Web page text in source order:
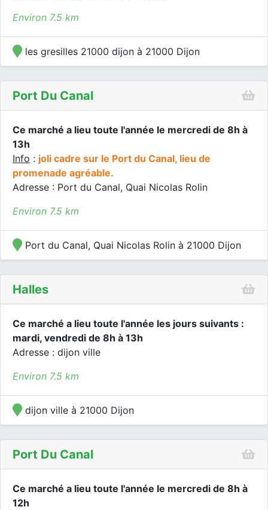
Environ 7.5 km
les gresilles 21000 dijon à 21000 Dijon
Port Du Canal
Ce marché a lieu toute l'année le mercredi de 8h à
13h
Info : joli cadre sur le Port du Canal, lieu de
promenade agréable.
Adresse : Port du Canal, Quai Nicolas Rolin
Environ 7.5 km
Port du Canal, Quai Nicolas Rolin à 21000 Dijon
Halles
Ce marché a lieu toute l'année les jours suivants :
mardi, vendredi de 8h à 13h
Adresse : dijon ville
Environ 7.5 km
dijon ville à 21000 Dijon
Port Du Canal
Ce marché a lieu toute l'année le mercredi de 8h à
12h